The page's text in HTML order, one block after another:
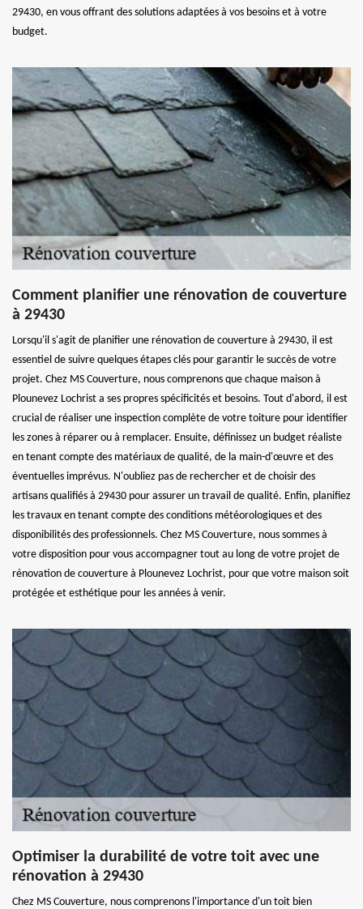
29430, en vous offrant des solutions adaptées à vos besoins et à votre
budget.
Comment planifier une rénovation de couverture
à 29430
Lorsqu'il s'agit de planifier une rénovation de couverture à 29430, il est
essentiel de suivre quelques étapes clés pour garantir le succès de votre
projet. Chez MS Couverture, nous comprenons que chaque maison à
Plounevez Lochrist a ses propres spécificités et besoins. Tout d'abord, il est
crucial de réaliser une inspection complète de votre toiture pour identifier
les zones à réparer ou à remplacer. Ensuite, définissez un budget réaliste
en tenant compte des matériaux de qualité, de la main-d'œuvre et des
éventuelles imprévus. N'oubliez pas de rechercher et de choisir des
artisans qualifiés à 29430 pour assurer un travail de qualité. Enfin, planifiez
les travaux en tenant compte des conditions météorologiques et des
disponibilités des professionnels. Chez MS Couverture, nous sommes à
votre disposition pour vous accompagner tout au long de votre projet de
rénovation de couverture à Plounevez Lochrist, pour que votre maison soit
protégée et esthétique pour les années à venir.
Optimiser la durabilité de votre toit avec une
rénovation à 29430
Chez MS Couverture, nous comprenons l'importance d'un toit bien